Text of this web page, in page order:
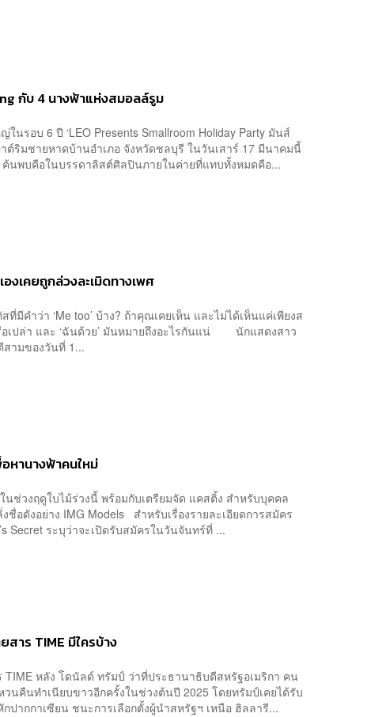
กับ 4 นางฟ้าแห่งสมอลล์รูม
นรอบ 6 ปี ‘LEO Presents Smallroom Holiday Party มันส์
ริมชายหาดบ้านอำเภอ จังหวัดชลบุรี ในวันเสาร์ 17 มีนาคมนี้
ค้นพบคือในบรรดาลิสต์ศิลปินภายในค่ายที่แทบทั้งหมดคือ...
งเคยถูกล่วงละเมิดทางเพศ
คำว่า ‘Me too’ บ้าง? ถ้าคุณเคยเห็น และไม่ได้เห็นแค่เพียงส
อเปล่า และ ‘ฉันด้วย’ มันหมายถึงอะไรกันแน่ นักแสดงสาว
สามของวันที่ 1...
หานางฟ้าคนใหม่
ช่วงฤดูใบไม้ร่วงนี้ พร้อมกับเตรียมจัด แคสติ้ง สำหรับบุคคล
อดังอย่าง IMG Models สำหรับเรื่องรายละเอียดการสมัคร
Secret ระบุว่าจะเปิดรับสมัครในวันจันทร์ที่ ...
าร TIME มีใครบ้าง
หลัง โดนัลด์ ทรัมป์ ว่าที่ประธานาธิบดีสหรัฐอเมริกา คน
วนคืนทำเนียบขาวอีกครั้งในช่วงต้นปี 2025 โดยทรัมป์เคยได้รับ
ปากกาเซียน ชนะการเลือกตั้งผู้นำสหรัฐฯ เหนือ ฮิลลารี...